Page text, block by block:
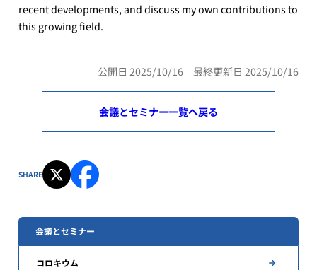
recent developments, and discuss my own contributions to
this growing field.
公開日 2025/10/16 最終更新日 2025/10/16
会議とセミナー一覧へ戻る
SHARE
会議とセミナー
コロキウム